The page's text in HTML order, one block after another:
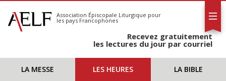
S'abonner
Calendrier
Association Épiscopale Liturgique pour
les pays Francophones
Recevez gratuitement
les lectures du jour par courriel
LA MESSE LES HEURES LA BIBLE